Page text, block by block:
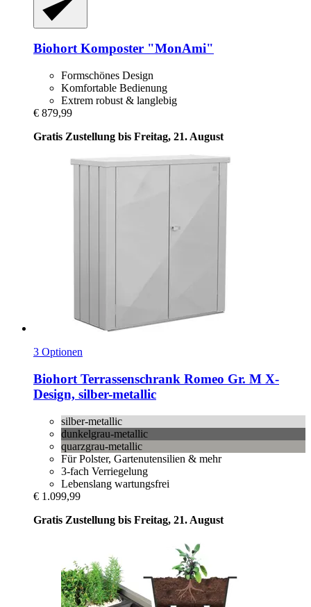
BiohortKomposter "MonAmi"
Formschönes Design
Komfortable Bedienung
Extrem robust & langlebig
€ 879,99
Gratis Zustellung bis Freitag, 21. August
3 Optionen
Biohort Terrassenschrank Romeo Gr. M X-​
Design, silber-​metallic
silber-metallic
dunkelgrau-metallic
quarzgrau-metallic
Für Polster, Gartenutensilien & mehr
3-fach Verriegelung
Lebenslang wartungsfrei
€ 1.099,99
Gratis Zustellung bis Freitag, 21. August